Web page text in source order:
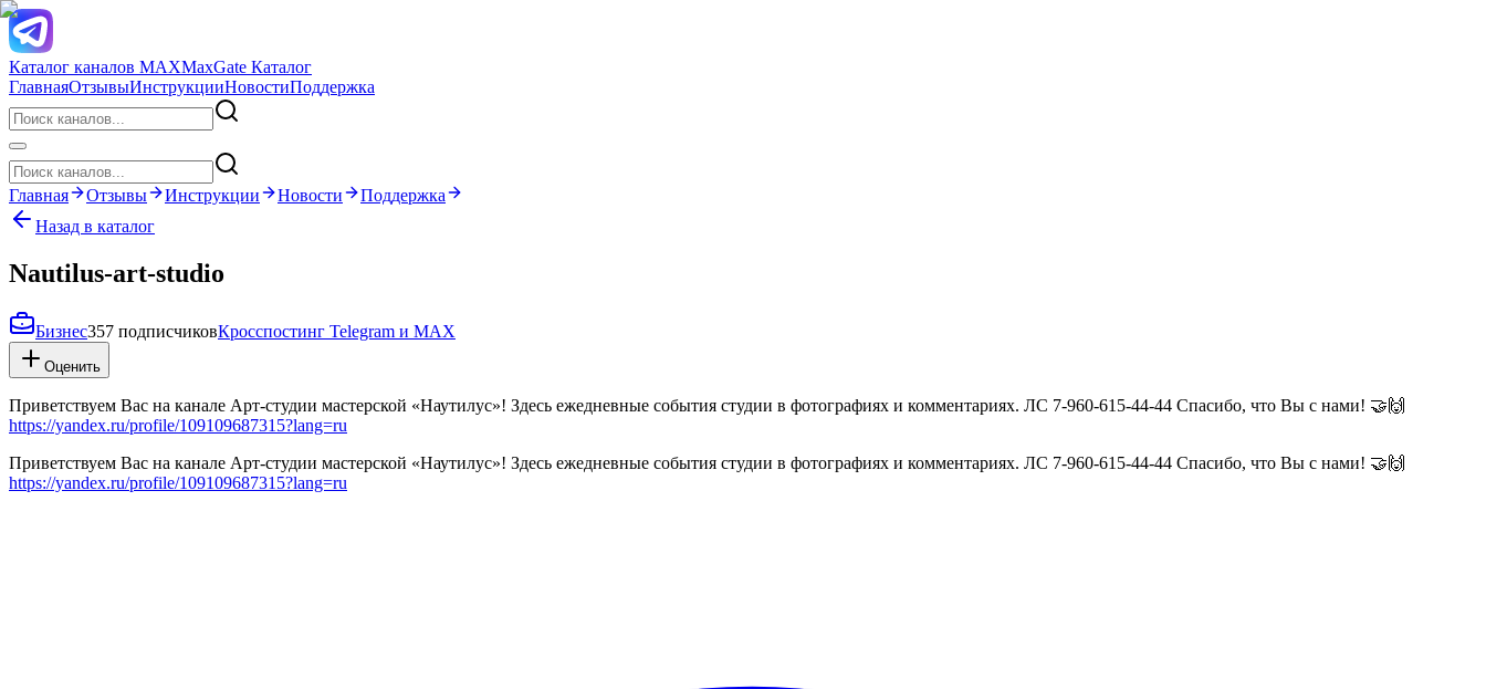
Каталог каналов MAXMaxGate Каталог
ГлавнаяОтзывыИнструкцииНовостиПоддержка
Главная Отзывы Инструкции Новости
Поддержка
Назад в каталог
Nautilus-art-studio
Бизнес357 подписчиковКросспостинг Telegram и MAX
Оценить
Приветствуем Вас на канале Арт-студии мастерской «Наутилус»! Здесь ежедневные события студии в фотографиях и комментариях. ЛС 7-960-615-44-44 Спасибо, что Вы с нами! 🤝🙌
https://yandex.ru/profile/109109687315?lang=ru
Приветствуем Вас на канале Арт-студии мастерской «Наутилус»! Здесь ежедневные события студии в фотографиях и комментариях. ЛС 7-960-615-44-44 Спасибо, что Вы с нами! 🤝🙌
https://yandex.ru/profile/109109687315?lang=ru